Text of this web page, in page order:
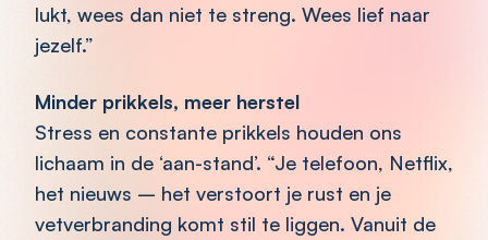
lukt, wees dan niet te streng. Wees lief naar
jezelf.”
Minder prikkels, meer herstel
Stress en constante prikkels houden ons
lichaam in de ‘aan-stand’. “Je telefoon, Netflix,
het nieuws – het verstoort je rust en je
vetverbranding komt stil te liggen. Vanuit de